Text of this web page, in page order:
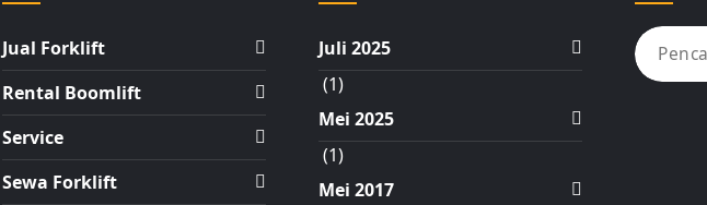
Jual Forklift
Rental Boomlift
Service
Sewa Forklift
Juli 2025
(1)
Mei 2025
(1)
Mei 2017
Pencarian
untuk: